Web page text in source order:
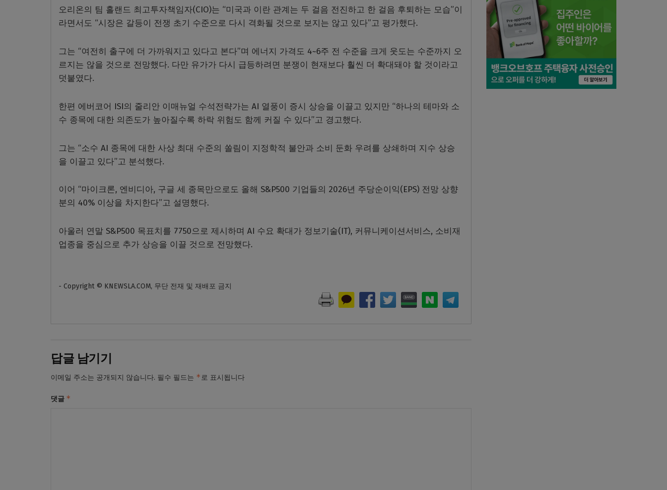
오리온의 팀 홀랜드 최고투자책임자(CIO)는 “미국과 이란 관계는 두 걸음 전진하고 한 걸음 후퇴하는 모습”이
라면서도 “시장은 갈등이 전쟁 초기 수준으로 다시 격화될 것으로 보지는 않고 있다”고 평가했다.
그는 “여전히 출구에 더 가까워지고 있다고 본다”며 에너지 가격도 4~6주 전 수준을 크게 웃도는 수준까지 오
르지는 않을 것으로 전망했다. 다만 유가가 다시 급등하려면 분쟁이 현재보다 훨씬 더 확대돼야 할 것이라고
덧붙였다.
한편 에버코어 ISI의 줄리안 이매뉴얼 수석전략가는 AI 열풍이 증시 상승을 이끌고 있지만 “하나의 테마와 소
수 종목에 대한 의존도가 높아질수록 하락 위험도 함께 커질 수 있다”고 경고했다.
그는 “소수 AI 종목에 대한 사상 최대 수준의 쏠림이 지정학적 불안과 소비 둔화 우려를 상쇄하며 지수 상승
을 이끌고 있다”고 분석했다.
이어 “마이크론, 엔비디아, 구글 세 종목만으로도 올해 S&P500 기업들의 2026년 주당순이익(EPS) 전망 상향
분의 40% 이상을 차지한다”고 설명했다.
아울러 연말 S&P500 목표치를 7750으로 제시하며 AI 수요 확대가 정보기술(IT), 커뮤니케이션서비스, 소비재
업종을 중심으로 추가 상승을 이끌 것으로 전망했다.
- Copyright © KNEWSLA.COM, 무단 전재 및 재배포 금지
답글 남기기
이메일 주소는 공개되지 않습니다. 필수 필드는 *로 표시됩니다
댓글 *